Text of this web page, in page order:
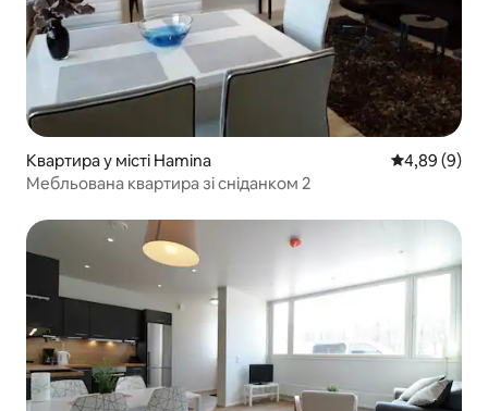
Квартира у місті Hamina Середня
4,89 (9)
Мебльована квартира зі сніданком 2